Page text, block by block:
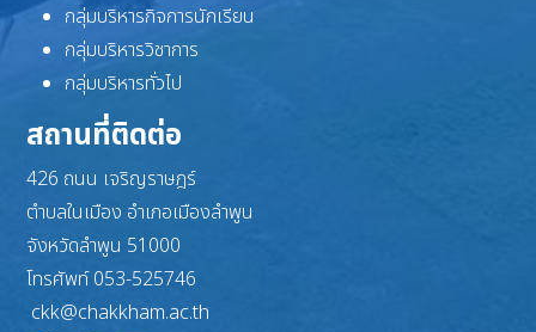
กลุ่มบริหารกิจการนักเรียน
กลุ่มบริหารวิชาการ
กลุ่มบริหารทั่วไป
สถานที่ติดต่อ
426 ถนน เจริญราษฎร์
ตำบลในเมือง อำเภอเมืองลำพูน
จังหวัดลำพูน 51000
โทรศัพท์ 053-525746
ckk@chakkham.ac.th